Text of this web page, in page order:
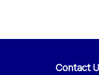
Contact